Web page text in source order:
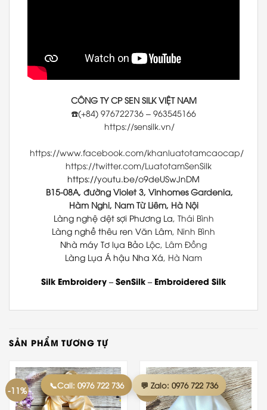
CÔNG TY CP SEN SILK VIỆT NAM
☎️(+84) 976722736 – 963545166
https://sensilk.vn/
https://www.facebook.com/khanluatotamcaocap/
https://twitter.com/LuatotamSenSilk
https://youtu.be/o9deUSwJnDM
B15-08A, đường Violet 3, Vinhomes Gardenia,
Hàm Nghi, Nam Từ Liêm, Hà Nội
Làng nghệ dệt sợi Phương La, Thái Bình
Làng nghề thêu ren Văn Lâm, Ninh Bình
Nhà máy Tơ lụa Bảo Lộc, Lâm Đồng
Làng Lụa Á hậu Nha Xá, Hà Nam
Silk Embroidery–SenSilk– Embroidered Silk
SẢN PHẨM TƯƠNG TỰ
-11% -30%
📞Call: 0976 722 736 💬 Zalo: 0976 722 736